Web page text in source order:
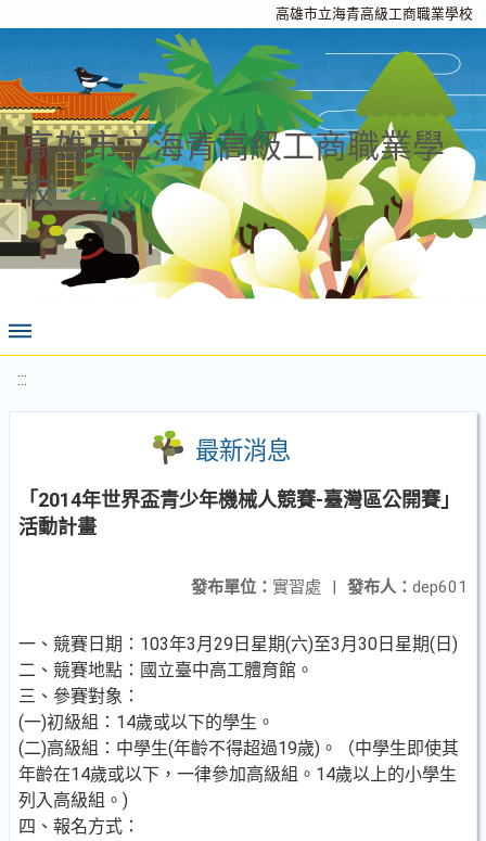
高雄市立海青高級工商職業學校
高雄市立海青高級工商職業學
校
:::
最新消息
「2014年世界盃青少年機械人競賽-臺灣區公開賽」
活動計畫
發布人： dep601
發布單位： 實習處 |
一、競賽日期：103年3月29日星期(六)至3月30日星期(日)
二、競賽地點：國立臺中高工體育館。
三、參賽對象：
(一)初級組：14歲或以下的學生。
(二)高級組：中學生(年齡不得超過19歲)。（中學生即使其
年齡在14歲或以下，一律參加高級組。14歲以上的小學生
列入高級組。)
四、報名方式：